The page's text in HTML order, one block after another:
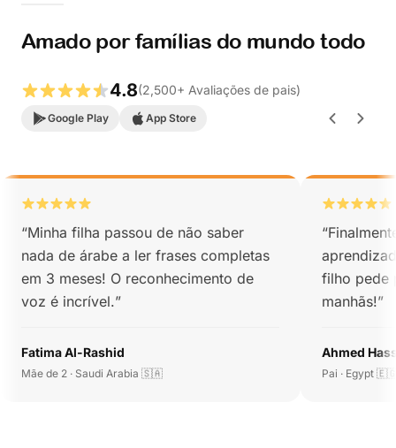
Amado por famílias do mundo todo
4.8(2,500+ Avaliações de pais)
Google Play App Store
“Minha filha passou de não saber
nada de árabe a ler frases completas
em 3 meses! O reconhecimento de
voz é incrível.”
Fatima Al-Rashid
Mãe de 2 · Saudi Arabia 🇸🇦
“
filho pede
manhãs!”
Ahmed
Pai · Egypt